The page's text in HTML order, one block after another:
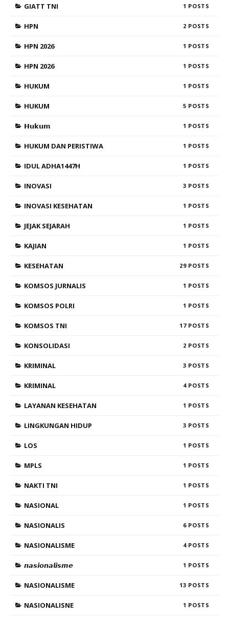
GIATT TNI 1
HPN 2
HPN 2026 1
HPN 2026 1
HUKUM 1
HUKUM 5
𝗛𝘂𝗸𝘂𝗺 1
HUKUM DAN PERISTIWA 1
IDUL ADHA1447H 1
INOVASI 3
INOVASI KESEHATAN 1
JEJAK SEJARAH 1
KAJIAN 1
KESEHATAN 29
KOMSOS JURNALIS 1
KOMSOS POLRI 1
KOMSOS TNI 17
KONSOLIDASI 2
KRIMINAL 3
KRIMINAL 4
LAYANAN KESEHATAN 1
LINGKUNGAN HIDUP 3
LOS 1
MPLS 1
NAKTI TNI 1
NASIONAL 1
NASIONALIS 6
NASIONALISME 4
𝙣𝙖𝙨𝙞𝙤𝙣𝙖𝙡𝙞𝙨𝙢𝙚 1
NASIONALISME 13
NASIONALISNE 1